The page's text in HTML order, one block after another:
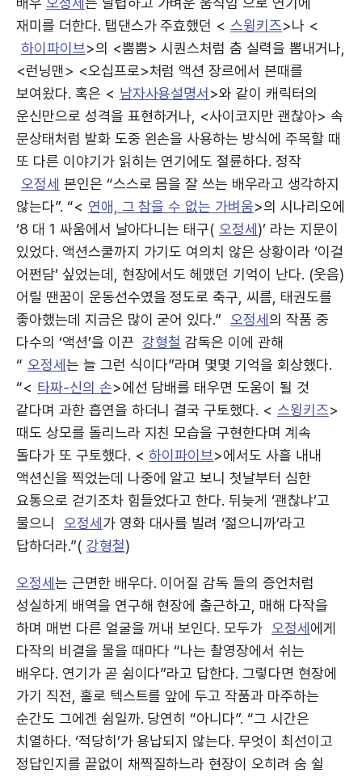
재미를 더한다. 탭댄스가 주효했던 < 스윙키즈>나 <
하이파이브>의 <뿜뿜> 시퀀스처럼 춤 실력을 뽐내거나,
<런닝맨> <오십프로>처럼 액션 장르에서 본때를
보여왔다. 혹은 < 남자사용설명서 >와 같이 캐릭터의
운신만으로 성격을 표현하거나, <사이코지만 괜찮아> 속
문상태처럼 발화 도중 왼손을 사용하는 방식에 주목할 때
또 다른 이야기가 읽히는 연기에도 절륜하다. 정작
오정세 본인은 “스스로 몸을 잘 쓰는 배우라고 생각하지
않는다”. “< 연애, 그 참을 수 없는 가벼움>의 시나리오에
‘8 대 1 싸움에서 날아다니는 태구( 오정세 )’ 라는 지문이
있었다. 액션스쿨까지 가기도 여의치 않은 상황이라 ‘이걸
어쩐담’ 싶었는데, 현장에서도 헤맸던 기억이 난다. (웃음)
어릴 땐꿈이 운동선수였을 정도로 축구, 씨름, 태권도를
좋아했는데 지금은 많이 굳어 있다.” 오정세 의 작품 중
다수의 ‘액션’을 이끈 강형철 감독은 이에 관해
“ 오정세 는 늘 그런 식이다”라며 몇몇 기억을 회상했다.
“< 타짜-신의 손>에선 담배를 태우면 도움이 될 것
같다며 과한 흡연을 하더니 결국 구토했다. < 스윙키즈>
때도 상모를 돌리느라 지친 모습을 구현한다며 계속
돌다가 또 구토했다. < 하이파이브>에서도 사흘 내내
액션신을 찍었는데 나중에 알고 보니 첫날부터 심한
요통으로 걷기조차 힘들었다고 한다. 뒤늦게 ‘괜찮냐’고
물으니
오정세 가 영화 대사를 빌려 ‘젊으니까’라고
답하더라.”( 강형철)
오정세 는 근면한 배우다. 이어질 감독 들의 증언처럼
성실하게 배역을 연구해 현장에 출근하고, 매해 다작을
하며 매번 다른 얼굴을 꺼내 보인다. 모두가 오정세 에게
다작의 비결을 물을 때마다 “나는 촬영장에서 쉬는
배우다. 연기가 곧 쉼이다”라고 답한다. 그렇다면 현장에
가기 직전, 홀로 텍스트를 앞에 두고 작품과 마주하는
순간도 그에겐 쉼일까. 당연히 “아니다”. “그 시간은
치열하다. ‘적당히’가 용납되지 않는다. 무엇이 최선이고
정답인지를 끝없이 채찍질하느라 현장이 오히려 숨 쉴